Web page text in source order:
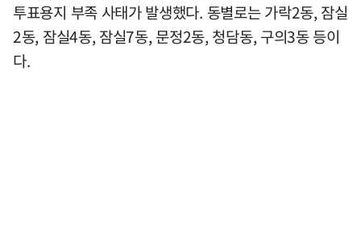
투표용지 부족 사태가 발생했다. 동별로는 가락2동, 잠실
2동, 잠실4동, 잠실7동, 문정2동, 청담동, 구의3동 등이
다.